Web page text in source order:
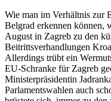
Wie man im Verhältnis zur
Belgrad erkennen können,
August in Zagreb zu den
Beitrittsverhandlungen
Allerdings trübt ein
EU-Schranke für Zagreb
Ministerpräsidentin
Parlamentswahlen auch